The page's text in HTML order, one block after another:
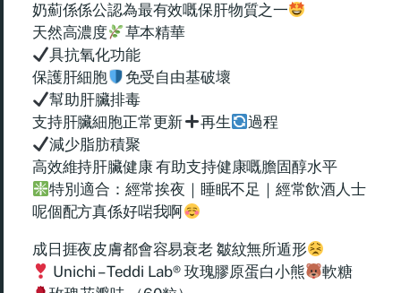
奶薊係係公認為最有效嘅保肝物質之一
天然高濃度
草本精華
具抗氧化功能
保護肝細胞
免受自由基破壞
幫助肝臟排毒
支持肝臟細胞正常更新
再生
過程
減少脂肪積聚
高效維持肝臟健康 有助支持健康嘅膽固醇水平
特別適合：經常挨夜｜睡眠不足｜經常飲酒人士
呢個配方真係好啱我啊
成日捱夜皮膚都會容易衰老 皺紋無所遁形
Unichi – Teddi Lab® 玫瑰膠原蛋白小熊
軟糖